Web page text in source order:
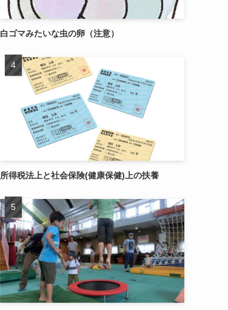
白ゴマみたいな虫の卵（注意）
所得税法上と社会保険(健康保健)上の扶養